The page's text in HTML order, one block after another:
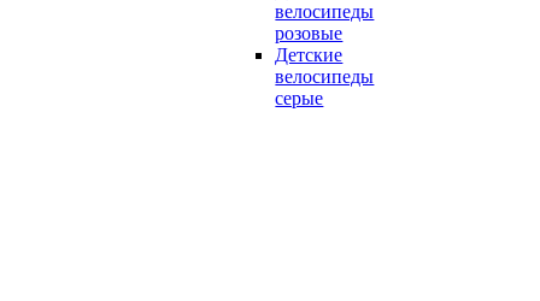
велосипеды
розовые
Детские
велосипеды
серые